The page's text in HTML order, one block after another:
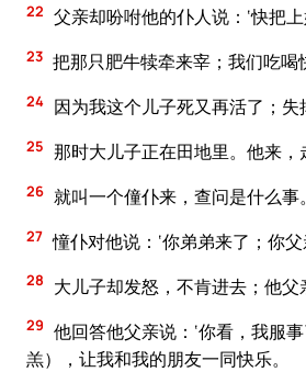
22 父亲却吩咐他的仆人说：‘快把
23 把那只肥牛犊牵来宰；我们吃喝
24 因为我这个儿子死又再活了；失
25 那时大儿子正在田地里。他来，
26 就叫一个僮仆来，查问是什么事。
27 憧仆对他说：‘你弟弟来了；你
28 大儿子却发怒，不肯进去；他父
29 他回答他父亲说：‘你看，我服
羔），让我和我的朋友一同快乐。